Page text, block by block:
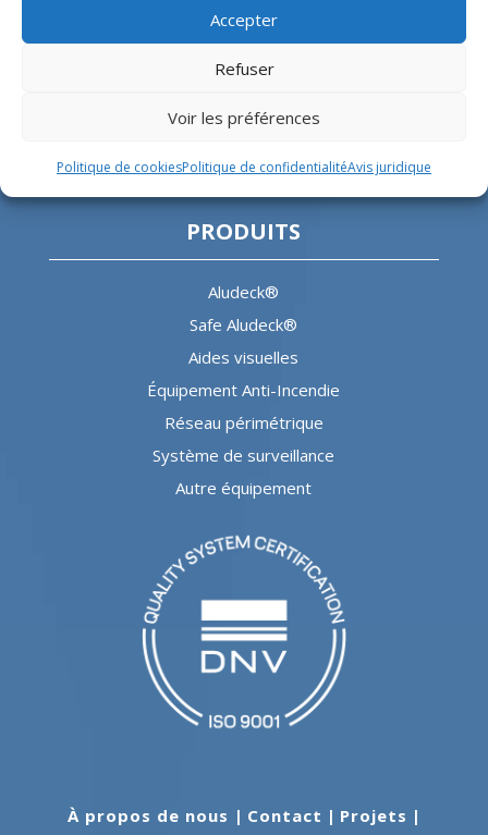
Accepter
Refuser
Voir les préférences
Politique de cookiesPolitique de confidentialitéAvis juridique
Parque Empresarial L’Horta Vella, Calle 4, 4, 46117
Bétera, Valencia, Spain
+34 961 250 549
info@helitecnica.com
PRODUITS
Aludeck®
Safe Aludeck®
Aides visuelles
Équipement Anti-Incendie
Réseau périmétrique
Système de surveillance
Autre équipement
À propos de nous | Contact | Projets |